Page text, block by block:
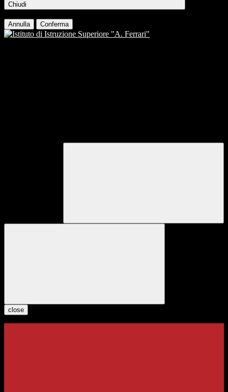
Chiudi
Annulla Conferma
close